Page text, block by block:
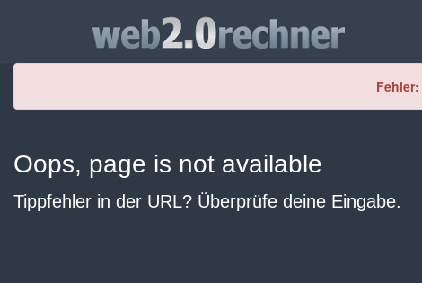
Fehler:
Oops, page is not available
Tippfehler in der URL? Überprüfe deine Eingabe.